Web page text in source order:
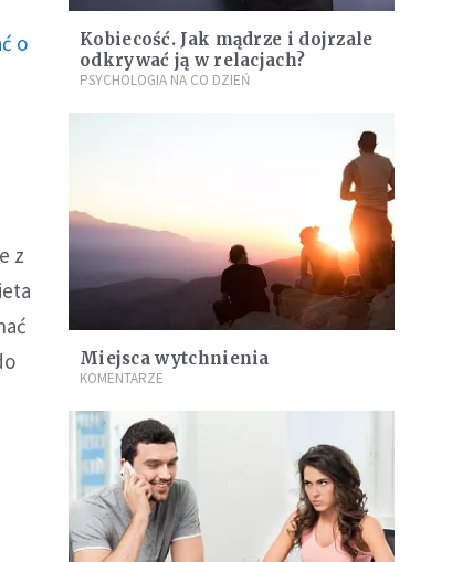
o
z
Kobiecość. Jak mądrze i dojrzale
odkrywać ją w relacjach?
PSYCHOLOGIA NA CO DZIEŃ
Miejsca wytchnienia
KOMENTARZE